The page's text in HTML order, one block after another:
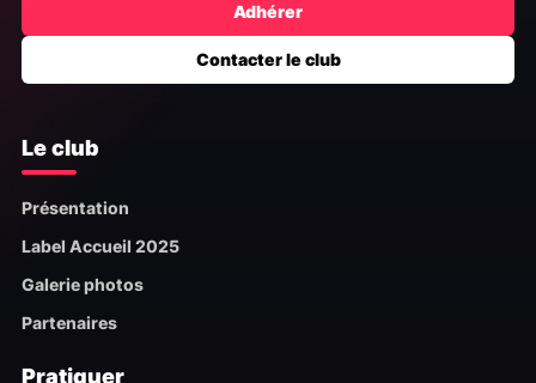
Adhérer
Contacter le club
Le club
Présentation
Label Accueil 2025
Galerie photos
Partenaires
Pratiquer